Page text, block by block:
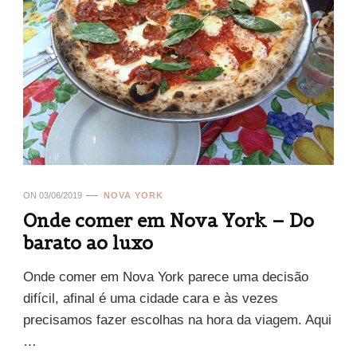
ON 03/06/2019 NOVA YORK
Onde comer em Nova York – Do
barato ao luxo
Onde comer em Nova York parece uma decisão
difícil, afinal é uma cidade cara e às vezes
precisamos fazer escolhas na hora da viagem. Aqui
…